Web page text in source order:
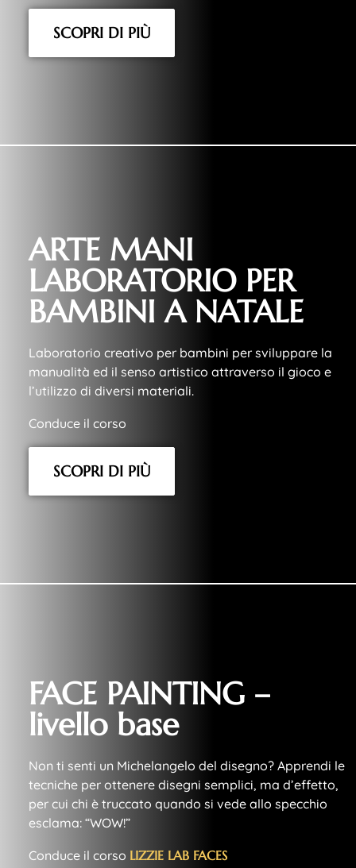
SCOPRI DI PIÙ
ARTE MANI
LABORATORIO PER
BAMBINI A NATALE
Laboratorio creativo per bambini per sviluppare la
manualità ed il senso artistico attraverso il gioco e
l’utilizzo di diversi materiali.
Conduce il corso
SCOPRI DI PIÙ
FACE PAINTING –
livello base
Non ti senti un Michelangelo del disegno? Apprendi le
tecniche per ottenere disegni semplici, ma d’effetto,
per cui chi è truccato quando si vede allo specchio
esclama: “WOW!”
Conduce il corso LIZZIE LAB FACES